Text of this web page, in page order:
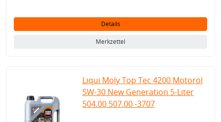
Details
Merkzettel
Liqui Moly Top Tec 4200 Motoröl
5W-30 New Generation 5-Liter
504.00 507.00 -3707